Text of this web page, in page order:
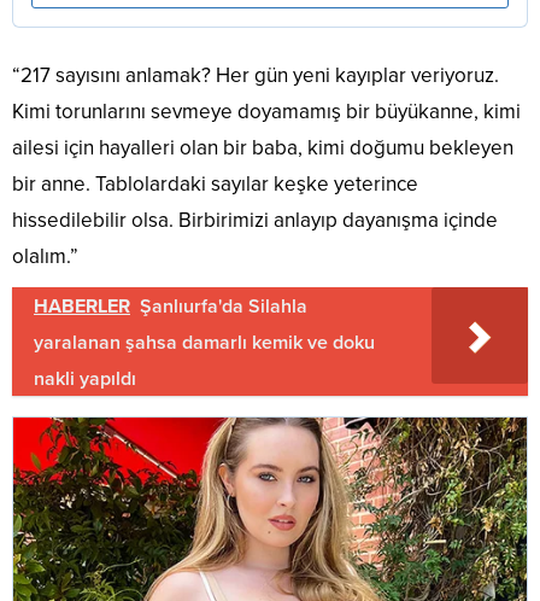
“217 sayısını anlamak? Her gün yeni kayıplar veriyoruz.
Kimi torunlarını sevmeye doyamamış bir büyükanne, kimi
ailesi için hayalleri olan bir baba, kimi doğumu bekleyen
bir anne. Tablolardaki sayılar keşke yeterince
hissedilebilir olsa. Birbirimizi anlayıp dayanışma içinde
olalım.”
HABERLER Şanlıurfa'da Silahla
yaralanan şahsa damarlı kemik ve doku
nakli yapıldı